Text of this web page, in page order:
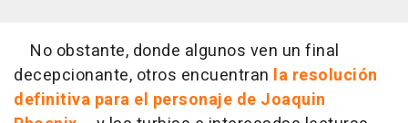
No obstante, donde algunos ven un final
decepcionante, otros encuentran la resolución
definitiva para el personaje de Joaquin